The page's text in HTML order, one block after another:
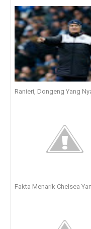
Ranieri, Dongeng Yang
Fakta Menarik Chelsea